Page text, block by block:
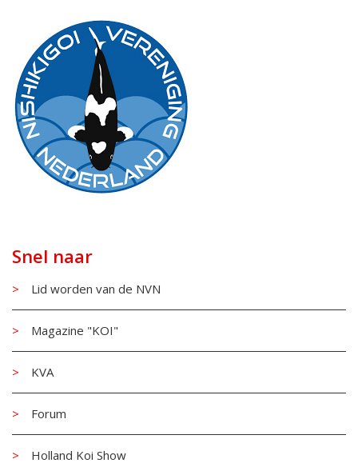
Snel naar
Lid worden van de NVN
Magazine "KOI"
KVA
Forum
Holland Koi Show